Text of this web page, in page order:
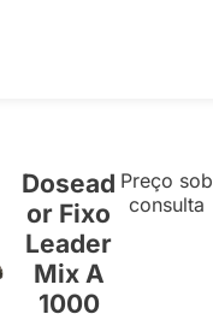
Dosead
or Fixo
Leader
Mix A
1000
Preço sob
consulta